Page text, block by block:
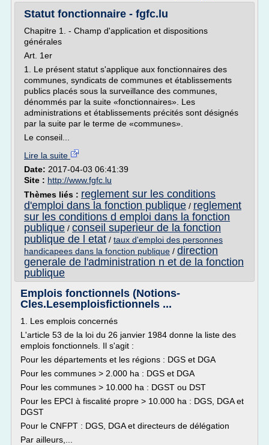
Statut fonctionnaire - fgfc.lu
Chapitre 1. - Champ d'application et dispositions
générales
Art. 1er
1. Le présent statut s'applique aux fonctionnaires des
communes, syndicats de communes et établissements
publics placés sous la surveillance des communes,
dénommés par la suite «fonctionnaires». Les
administrations et établissements précités sont désignés
par la suite par le terme de «communes».
Le conseil...
Lire la suite
Date: 2017-04-03 06:41:39
Site : http://www.fgfc.lu
Thèmes liés : reglement sur les conditions
d'emploi dans la fonction publique / reglement
sur les conditions d emploi dans la fonction
publique / conseil superieur de la fonction
publique de l etat / taux d'emploi des personnes
handicapees dans la fonction publique / direction
generale de l'administration n et de la fonction
publique
Emplois fonctionnels (Notions-
Cles.Lesemploisfictionnels ...
1. Les emplois concernés
L'article 53 de la loi du 26 janvier 1984 donne la liste des
emplois fonctionnels. Il s'agit :
Pour les départements et les régions : DGS et DGA
Pour les communes > 2.000 ha : DGS et DGA
Pour les communes > 10.000 ha : DGST ou DST
Pour les EPCI à fiscalité propre > 10.000 ha : DGS, DGA et
DGST
Pour le CNFPT : DGS, DGA et directeurs de délégation
Par ailleurs,...